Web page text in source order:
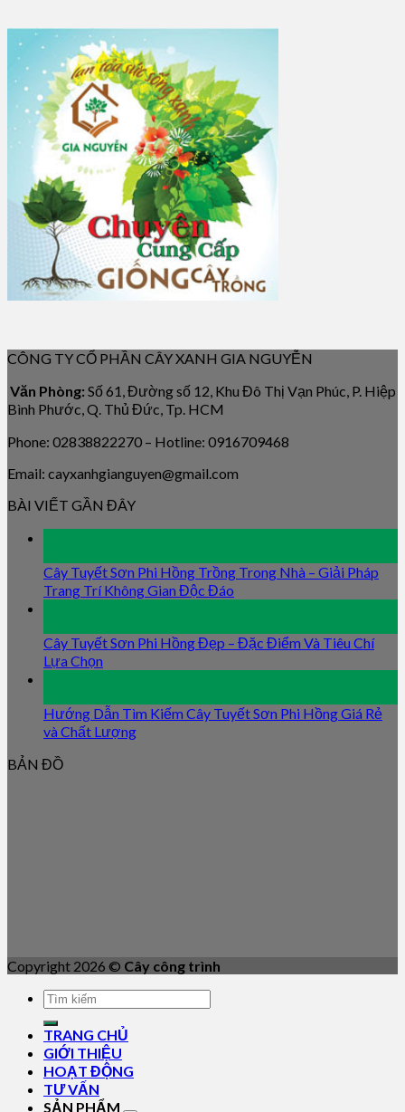
CÔNG TY CỔ PHẦN CÂY XANH GIA NGUYỄN
Văn Phòng: Số 61, Đường số 12, Khu Đô Thị Vạn Phúc, P. Hiệp
Bình Phước, Q. Thủ Đức, Tp. HCM
Phone: 02838822270 – Hotline: 0916709468
Email: cayxanhgianguyen@gmail.com
BÀI VIẾT GẦN ĐÂY
Cây Tuyết Sơn Phi Hồng Trồng Trong Nhà – Giải Pháp
Trang Trí Không Gian Độc Đáo
Cây Tuyết Sơn Phi Hồng Đẹp – Đặc Điểm Và Tiêu Chí
Lựa Chọn
Hướng Dẫn Tìm Kiếm Cây Tuyết Sơn Phi Hồng Giá Rẻ
và Chất Lượng
BẢN ĐỒ
Copyright 2026 © Cây công trình
TRANG CHỦ
GIỚI THIỆU
HOẠT ĐỘNG
TƯ VẤN
SẢN PHẨM